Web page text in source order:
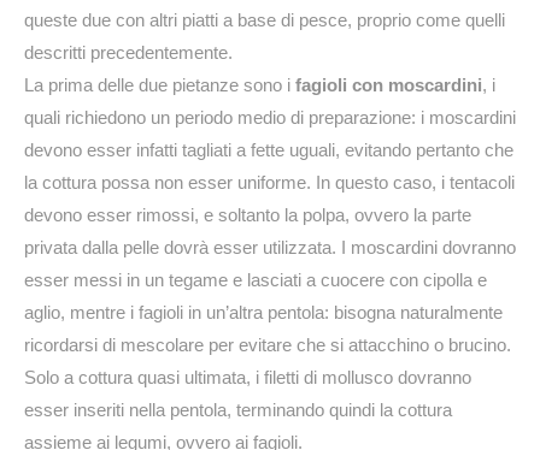
queste due con altri piatti a base di pesce, proprio come quelli
descritti precedentemente.
La prima delle due pietanze sono i fagioli con moscardini, i
quali richiedono un periodo medio di preparazione: i moscardini
devono esser infatti tagliati a fette uguali, evitando pertanto che
la cottura possa non esser uniforme. In questo caso, i tentacoli
devono esser rimossi, e soltanto la polpa, ovvero la parte
privata dalla pelle dovrà esser utilizzata. I moscardini dovranno
esser messi in un tegame e lasciati a cuocere con cipolla e
aglio, mentre i fagioli in un’altra pentola: bisogna naturalmente
ricordarsi di mescolare per evitare che si attacchino o brucino.
Solo a cottura quasi ultimata, i filetti di mollusco dovranno
esser inseriti nella pentola, terminando quindi la cottura
assieme ai legumi, ovvero ai fagioli.